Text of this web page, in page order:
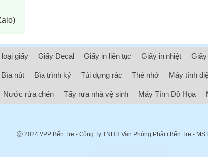
loại giấy Giấy Decal Giấy in liên tục Giấy in nhiệt Giấy
Bìa nút Bìa trình ký Túi đựng rác Thẻ nhớ Máy tính
Nước rửa chén Tẩy rửa nhà vệ sinh Máy Tính Đồ Họa
ⓒ 2024 VPP Bến Tre - Công Ty TNHH Văn Phòng Phẩm Bến Tre -